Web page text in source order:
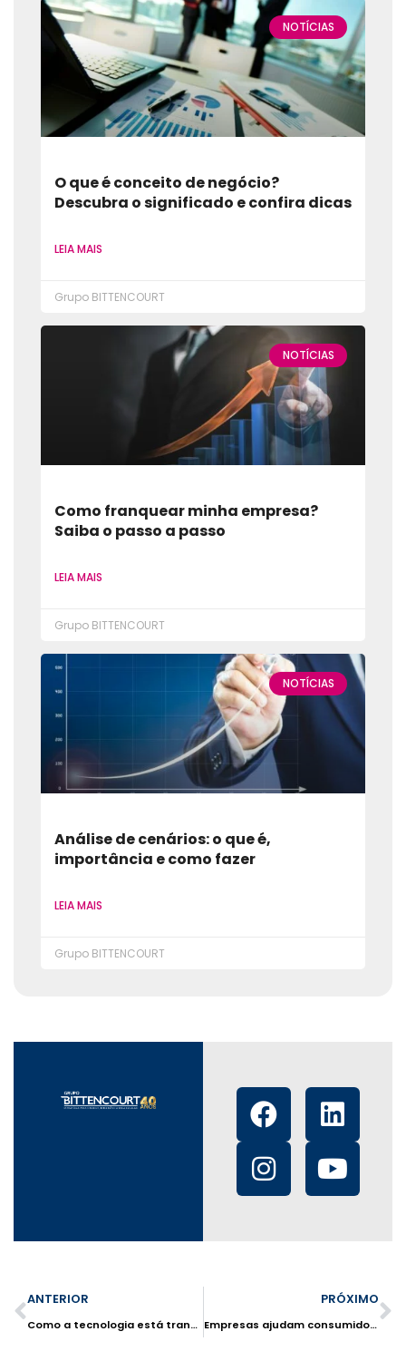
NOTÍCIAS
O que é conceito de negócio?
Descubra o significado e confira dicas
LEIA MAIS
Grupo BITTENCOURT
NOTÍCIAS
Como franquear minha empresa?
Saiba o passo a passo
LEIA MAIS
Grupo BITTENCOURT
NOTÍCIAS
Análise de cenários: o que é,
importância e como fazer
LEIA MAIS
Grupo BITTENCOURT
ANTERIOR
Como a tecnologia está transformando o franchising
PRÓXIMO
Empresas ajudam consumidor ávido por descontos a poupar dinheiro